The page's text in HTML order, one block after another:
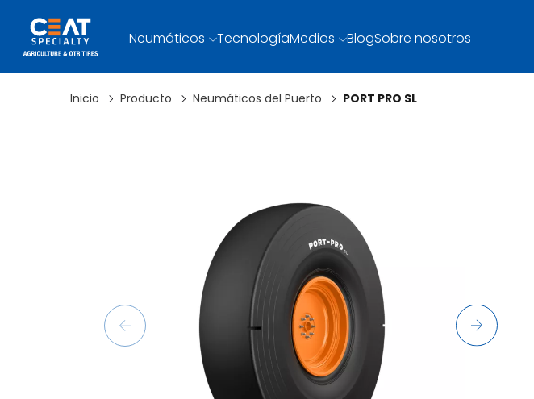
Neumáticos TecnologíaMedios BlogSobre nosotros
Inicio Producto Neumáticos del Puerto PORT PRO SL